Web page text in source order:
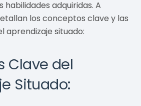
adquiridas. A
los conceptos clave y las
aprendizaje situado:
Clave del
Situado: